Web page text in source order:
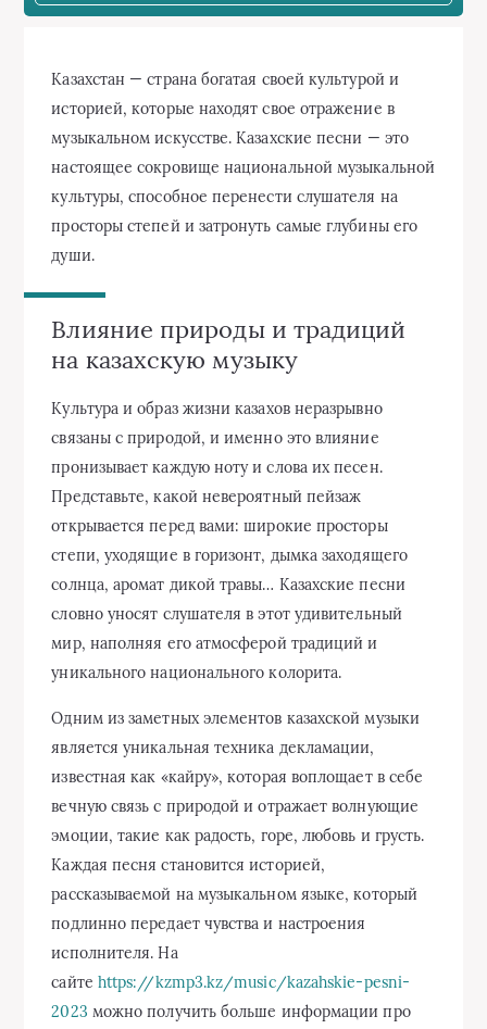
Казахстан — страна богатая своей культурой и
историей, которые находят свое отражение в
музыкальном искусстве. Казахские песни — это
настоящее сокровище национальной музыкальной
культуры, способное перенести слушателя на
просторы степей и затронуть самые глубины его
души.
Влияние природы и традиций
на казахскую музыку
Культура и образ жизни казахов неразрывно
связаны с природой, и именно это влияние
пронизывает каждую ноту и слова их песен.
Представьте, какой невероятный пейзаж
открывается перед вами: широкие просторы
степи, уходящие в горизонт, дымка заходящего
солнца, аромат дикой травы… Казахские песни
словно уносят слушателя в этот удивительный
мир, наполняя его атмосферой традиций и
уникального национального колорита.
Одним из заметных элементов казахской музыки
является уникальная техника декламации,
известная как «кайру», которая воплощает в себе
вечную связь с природой и отражает волнующие
эмоции, такие как радость, горе, любовь и грусть.
Каждая песня становится историей,
рассказываемой на музыкальном языке, который
подлинно передает чувства и настроения
исполнителя. На
сайте https://kzmp3.kz/music/kazahskie-pesni-
2023 можно получить больше информации про